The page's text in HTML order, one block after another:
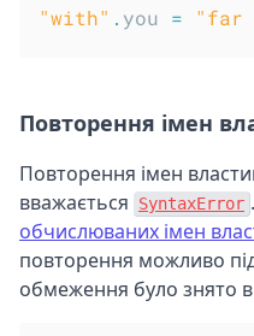
"with" . you = "far
Повторення імен
Повторення імен
вважається
SyntaxError
обчислюваних імен
повторення можливо
обмеження було знято в